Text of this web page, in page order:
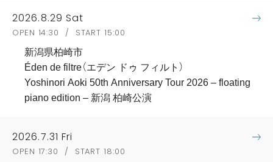
2026.8.29 Sat
OPEN 14:30 / START 15:00
新潟県柏崎市
Éden de filtre（エデン ドゥ フィルト）
Yoshinori Aoki 50th Anniversary Tour 2026 – floating
piano edition – 新潟 柏崎公演
2026.7.31 Fri
OPEN 17:30 / START 18:00